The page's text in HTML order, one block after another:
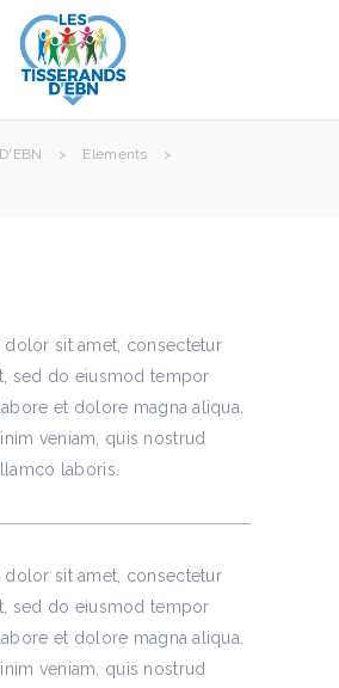
> Elements
>
dolor sit amet, consectetur
sed do eiusmod tempor
et dolore magna aliqua.
veniam, quis nostrud
laboris.
dolor sit amet, consectetur
sed do eiusmod tempor
et dolore magna aliqua.
veniam, quis nostrud